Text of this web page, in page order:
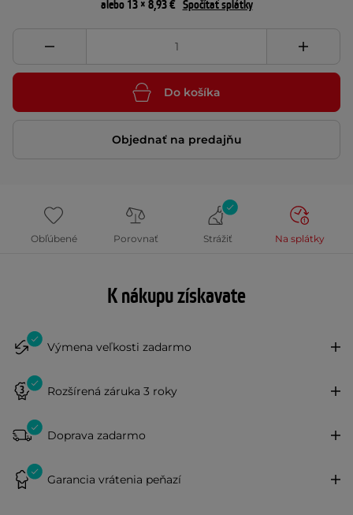
alebo 13 × 8,93 € Spočítať splátky
Do košíka
Objednať na predajňu
Obľúbené Porovnať Strážiť Na splátky
K nákupu získavate
Výmena veľkosti zadarmo
Rozšírená záruka 3 roky
Doprava zadarmo
Garancia vrátenia peňazí